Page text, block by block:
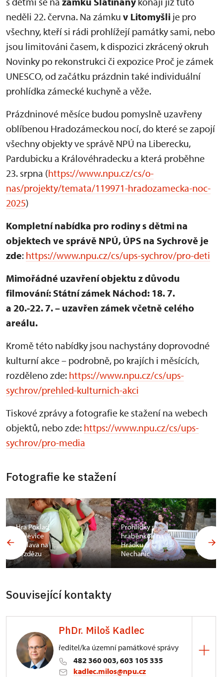
neděli 22. června. Na zámku v Litomyšli je pro
všechny, kteří si rádi prohlížejí památky sami, nebo
jsou limitováni časem, k dispozici zkrácený okruh
Novinky po rekonstrukci či expozice Proč je zámek
UNESCO, od začátku prázdnin také individuální
prohlídka zámecké kuchyně a věže.
Prázdninové měsíce budou pomyslně uzavřeny
oblíbenou Hradozámeckou nocí, do které se zapojí
všechny objekty ve správě NPÚ na Liberecku,
Pardubicku a Královéhradecku a která proběhne
23. srpna (https://www.npu.cz/cs/o-
nas/projekty/temata/119971-hradozamecka-noc-
2025)
Kompletní nabídka pro rodiny s dětmi na
objektech ve správě NPÚ, ÚPS na Sychrově je
zde: https://www.npu.cz/cs/ups-sychrov/pro-deti
Mimořádné uzavření objektu z důvodu
filmování: Státní zámek Náchod: 18. 7.
a 20.-22. 7. – uzavřen zámek včetně celého
areálu.
Kromě této nabídky jsou nachystány doprovodné
kulturní akce – podrobně, po krajích i měsících,
rozděleno zde: https://www.npu.cz/cs/ups-
sychrov/prehled-kulturnich-akci
Tiskové zprávy a fotografie ke stažení na webech
objektů, nebo zde: https://www.npu.cz/cs/ups-
sychrov/pro-media
Fotografie ke stažení
Hra Poklad
kralevice
Václava na
Bezdězu
Prohlídky s
hraběnkou na
Hrádku u
Nechanic
Související kontakty
PhDr. Miloš Kadlec
ředitel/ka územní památkové správy
482 360 003, 603 105 335
kadlec.milos@npu.cz